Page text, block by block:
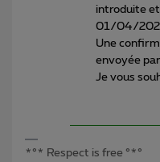
introduite
01/04/
Une
envoyée
Je vous
*°* Respect is free °*°